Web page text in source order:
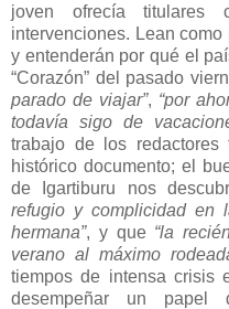
joven ofrecía
intervenciones. Lean
y entenderán por qué el
“Corazón” del pasado
parado de viajar”, “por
todavía sigo de
trabajo de los
histórico documento; el
de Igartiburu nos
refugio y complicidad en
hermana”, y que “la
verano al máximo
tiempos de intensa crisis
desempeñar un papel